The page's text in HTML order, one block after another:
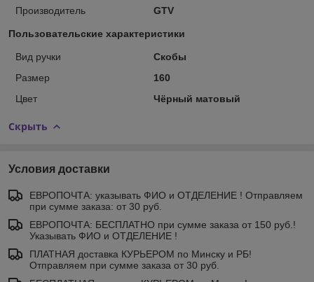
Производитель GTV
Пользовательские характеристики
Вид ручки
Скобы
Размер
160
Цвет
Чёрный матовый
Скрыть
Условия доставки
ЕВРОПОЧТА: указывать ФИО и ОТДЕЛЕНИЕ ! Отправляем
при сумме заказа: от 30 руб.
ЕВРОПОЧТА: БЕСПЛАТНО при сумме заказа от 150 руб.!
Указывать ФИО и ОТДЕЛЕНИЕ !
ПЛАТНАЯ доставка КУРЬЕРОМ по Минску и РБ!
Отправляем при сумме заказа от 30 руб.